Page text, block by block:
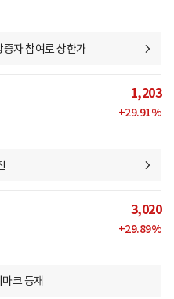
자 참여로 상한가
1,203
+29.91%
3,020
+29.89%
크 등재